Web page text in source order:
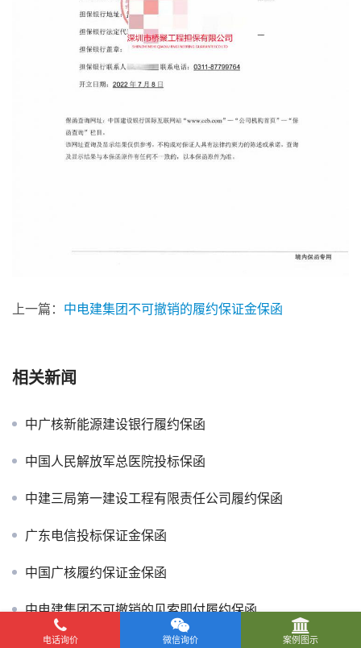
上一篇： 中电建集团不可撤销的履约保证金保函
相关新闻
中广核新能源建设银行履约保函
中国人民解放军总医院投标保函
中建三局第一建设工程有限责任公司履约保函
广东电信投标保证金保函
中国广核履约保证金保函
中电建集团不可撤销的见索即付履约保函
电话询价 微信询价 案例图示